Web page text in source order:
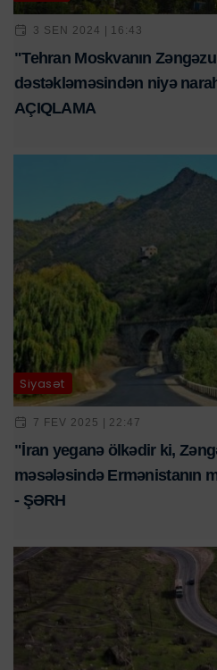
3 SEN 2024 | 16:43
"Tehran Moskvanın
dəstəkləməsindən niyə
AÇIQLAMA
Siyasət
7 FEV 2025 | 22:47
"İran yeganə ölkədir ki,
məsələsində Ermənistanın
- ŞƏRH